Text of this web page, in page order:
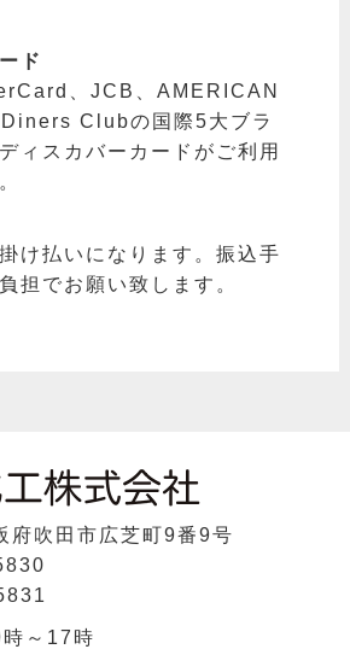
ド
、JCB、AMERICAN
Clubの国際5大ブラ
ィスカバーカードがご利用
け払いになります。振込手
担でお願い致します。
吹⽥市広芝町9番9号
～17時